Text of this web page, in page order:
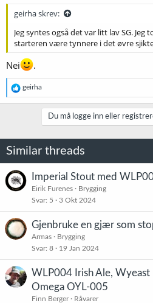
geirha skrev:
Jeg syntes også det var litt lav SG. Jeg
starteren være tynnere i det øvre
Nei .
R
e
a
n
e
r
:
geirha
Du må logge inn eller
Similar threads
Imperial Stout med
Eirik Furenes
Brygging
Svar 5 3 Okt 2024
Gjenbruke en gjær som
Armas
Brygging
Svar 8 19 Jan 2024
WLP004 Irish Ale,
Omega OYL-005
Finn Berger
Råvarer